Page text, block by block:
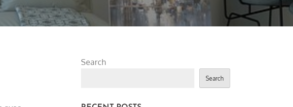
Search
Search